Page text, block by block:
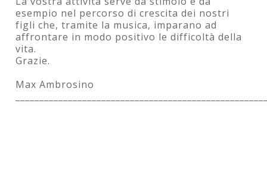
esempio nel percorso di crescita dei nostri
figli che, tramite la musica, imparano ad
affrontare in modo positivo le difficoltà della
vita.
Grazie.
Max Ambrosino